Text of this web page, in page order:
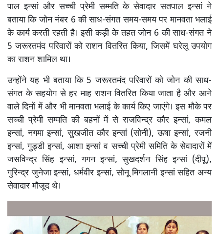
पाल इन्सां और सच्ची प्रेमी सम्मति के सेवादार सतपाल इन्सां ने
बताया कि जोन नंबर 6 की साध-संगत समय-समय पर मानवता भलाई
के कार्य करती रहती है। इसी कड़ी के तहत जोन 6 की साध-संगत ने
5 जरूरतमंद परिवारों को राशन वितरित किया, जिसमें घरेलू उपयोग
का राशन शामिल था।
उन्होंने यह भी बताया कि 5 जरूरतमंद परिवारों को जोन की साध-
संगत के सहयोग से हर माह राशन वितरित किया जाता है और आने
वाले दिनों में और भी मानवता भलाई के कार्य किए जाएंगे। इस मौके पर
सच्ची प्रेमी सम्मति की बहनों में से राजविन्द्र कौर इन्सां, कमल
इन्सां, नगमा इन्सां, सुखजीत कौर इन्सां (सोनी), ऊषा इन्सां, रजनी
इन्सां, गुड्डी इन्सां, आशा इन्सां व सच्ची प्रेमी समिति के सेवादारों में
जसविन्द्र सिंह इन्सां, गगन इन्सां, सुखदर्शन सिंह इन्सां (दीपू),
गुरिन्द्र जुनेजा इन्सां, धर्मवीर इन्सां, सोनू मिगलानी इन्सां सहित अन्य
सेवादार मौजूद थे।